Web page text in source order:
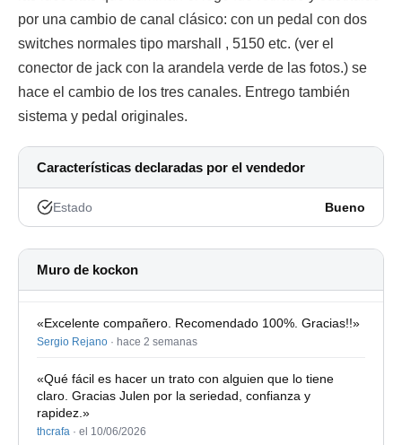
por una cambio de canal clásico: con un pedal con dos
switches normales tipo marshall , 5150 etc. (ver el
conector de jack con la arandela verde de las fotos.) se
hace el cambio de los tres canales. Entrego también
sistema y pedal originales.
Características declaradas por el vendedor
Estado Bueno
Muro de kockon
«Excelente compañero. Recomendado 100%. Gracias!!»
Sergio Rejano · hace 2 semanas
«Qué fácil es hacer un trato con alguien que lo tiene
claro. Gracias Julen por la seriedad, confianza y
rapidez.»
thcrafa · el 10/06/2026